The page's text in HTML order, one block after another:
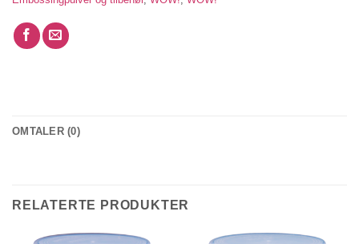
OMTALER (0)
RELATERTE PRODUKTER